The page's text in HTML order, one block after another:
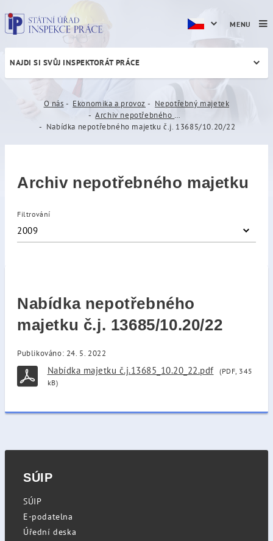
Nabídka nepotřebného
NAJDI SI SVŮJ INSPEKTORÁT PRÁCE
O nás Ekonomika a provoz
Nepotřebný majetek
Archiv nepotřebného majetku
Nabídka nepotřebného majetku č.j. 13685/10.20/22
Archiv nepotřebného majetku
Filtrování
2009
Nabídka nepotřebného
majetku č.j. 13685/10.20/22
Publikováno: 24. 5. 2022
Nabídka majetku č.j.13685_10.20_22.pdf
(PDF, 345
kB)
MENU
SÚIP
SÚIP
E-podatelna
Úřední deska